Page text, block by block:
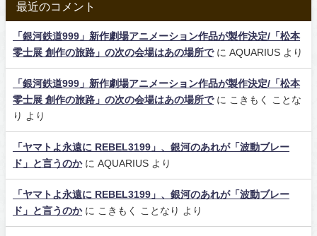
最近のコメント
「銀河鉄道999」新作劇場アニメーション作品が製作決定/「松本
零士展 創作の旅路」の次の会場はあの場所でに AQUARIUS より
「銀河鉄道999」新作劇場アニメーション作品が製作決定/「松本
零士展 創作の旅路」の次の会場はあの場所でに こきもく ことな
り
より
「ヤマトよ永遠に REBEL3199」、銀河のあれが「波動ブレー
ド」と言うのかに AQUARIUS より
「ヤマトよ永遠に REBEL3199」、銀河のあれが「波動ブレー
ド」と言うのかに こきもく ことなり より